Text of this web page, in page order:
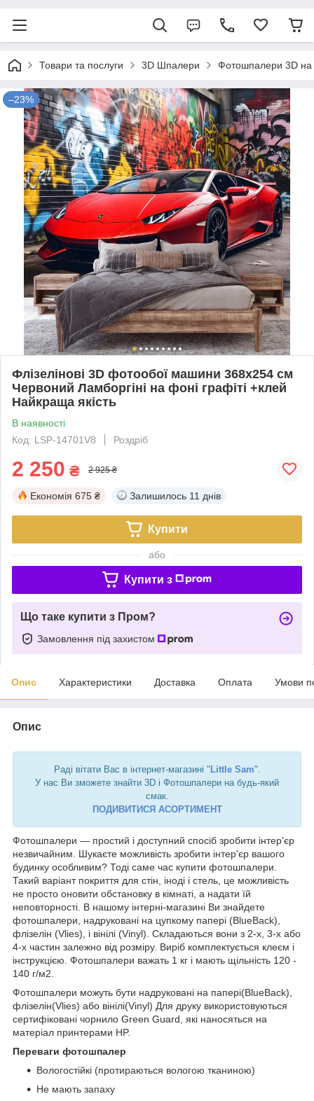
Товари та послуги 3D Шпалери Фотошпалери 3D на
–23%
Флізелінові 3D фотообої машини 368x254 см
Червоний Ламборгіні на фоні графіті +клей
Найкраща якість
В наявності
Код: LSP-14701V8
Роздріб
2 250 ₴ 2 925 ₴
Економія 675 ₴ Залишилось 11 днів
Купити
або
Купити з
Що таке купити з Пром?
Замовлення під захистом
Опис Характеристики Доставка Оплата Умови
Опис
Раді вітати Вас в інтернет-магазині " Little Sam".
У нас Ви зможете знайти 3D і Фотошпалери на будь-який
смак.
ПОДИВИТИСЯ АСОРТИМЕНТ
Фотошпалери — простий і доступний спосіб зробити інтер'єр
незвичайним. Шукаєте можливість зробити інтер'єр вашого
будинку особливим? Тоді саме час купити фотошпалери.
Такий варіант покриття для стін, іноді і стель, це можливість
не просто оновити обстановку в кімнаті, а надати їй
неповторності. В нашому інтерні-магазині Ви знайдете
фотошпалери, надруковані на цупкому папері (BlueBack),
флізелін (Vlies), і вінілі (Vinyl). Складаються вони з 2-х, 3-х або
4-х частин залежно від розміру. Виріб комплектується клеєм і
інструкцією. Фотошпалери важать 1 кг і мають щільність 120 -
140 г/м2.
Фотошпалери можуть бути надруковані на папері(BlueBack),
флізелін(Vlies) або вінілі(Vinyl) Для друку використовуються
сертифіковані чорнило Green Guard, які наносяться на
матеріал принтерами HP.
Переваги фотошпалер
Вологостійкі (протираються вологою тканиною)
Не мають запаху